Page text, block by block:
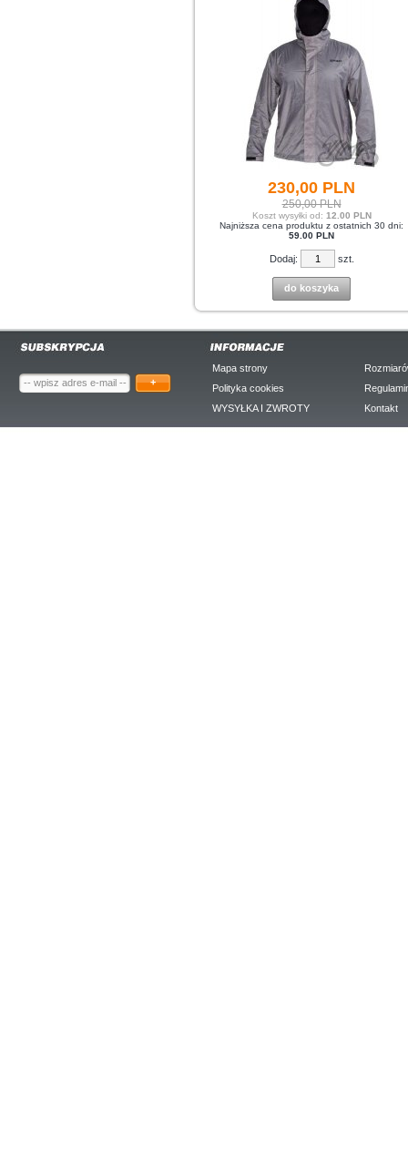
230,00 PLN
250,00 PLN
Koszt wysyłki od: 12.00 PLN
Najniższa cena produktu z ostatnich 30 dni:
59.00 PLN
Dodaj: szt.
do koszyka
+
Mapa strony
Polityka cookies
WYSYŁKA I ZWROTY
Kontakt